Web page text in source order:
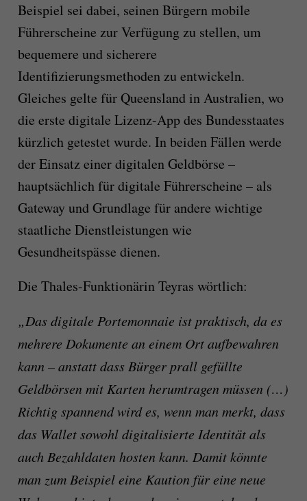
Beispiel sei dabei, seinen Bürgern mobile
Führerscheine zur Verfügung zu stellen, um
bequemere und sicherere
Identifizierungsmethoden zu entwickeln.
Gleiches gelte für Queensland in Australien, wo
die erste digitale Lizenz-App des Bundesstaates
kürzlich getestet wurde. In beiden Fällen werde
der Einsatz einer digitalen Geldbörse –
hauptsächlich für digitale Führerscheine – als
Gateway und Grundlage für andere wichtige
staatliche Dienstleistungen wie
Gesundheitspässe dienen.
Die Thales-Funktionärin Teyras wörtlich:
„Das digitale Portemonnaie ist praktisch, da es
mehrere Dokumente an einem Ort aufbewahren
kann – anstatt dass Bürger prall gefüllte
Geldbörsen mit Karten herumtragen müssen (…)
Richtig spannend wird es, wenn man merkt, dass
das Wallet sowohl digitalisierte Identität als
auch Bezahldaten hosten kann. Damit könnte
man zum Beispiel eine Kaution für eine neue